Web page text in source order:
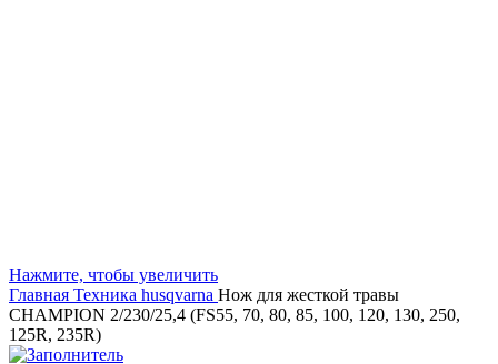
Нажмите, чтобы увеличить
Главная Техника husqvarna Нож для жесткой травы
CHAMPION 2/230/25,4 (FS55, 70, 80, 85, 100, 120, 130, 250,
125R, 235R)